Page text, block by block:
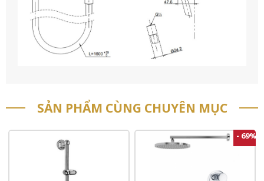
SẢN PHẨM CÙNG CHUYÊN MỤC
- 69%